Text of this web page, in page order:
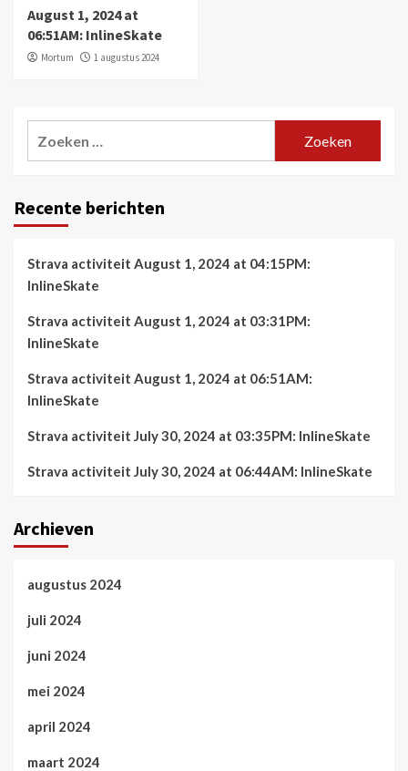
August 1, 2024 at
06:51AM: InlineSkate
Mortum 1 augustus 2024
Recente berichten
Strava activiteit August 1, 2024 at 04:15PM:
InlineSkate
Strava activiteit August 1, 2024 at 03:31PM:
InlineSkate
Strava activiteit August 1, 2024 at 06:51AM:
InlineSkate
Strava activiteit July 30, 2024 at 03:35PM: InlineSkate
Strava activiteit July 30, 2024 at 06:44AM: InlineSkate
Archieven
augustus 2024
juli 2024
juni 2024
mei 2024
april 2024
maart 2024